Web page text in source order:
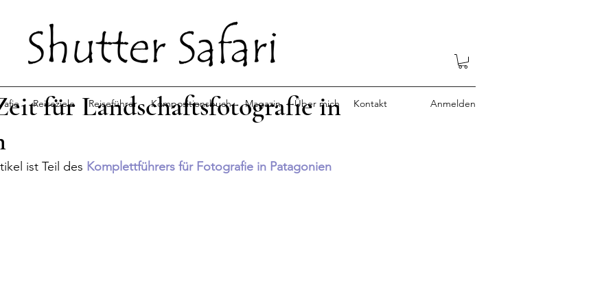
Reiseziele Reiseführer Kompositionsbuch Magazin Über mich Kontakt Anmelden
für Landschaftsfotografie in
ist Teil des Komplettführers für Fotografie in Patagonien